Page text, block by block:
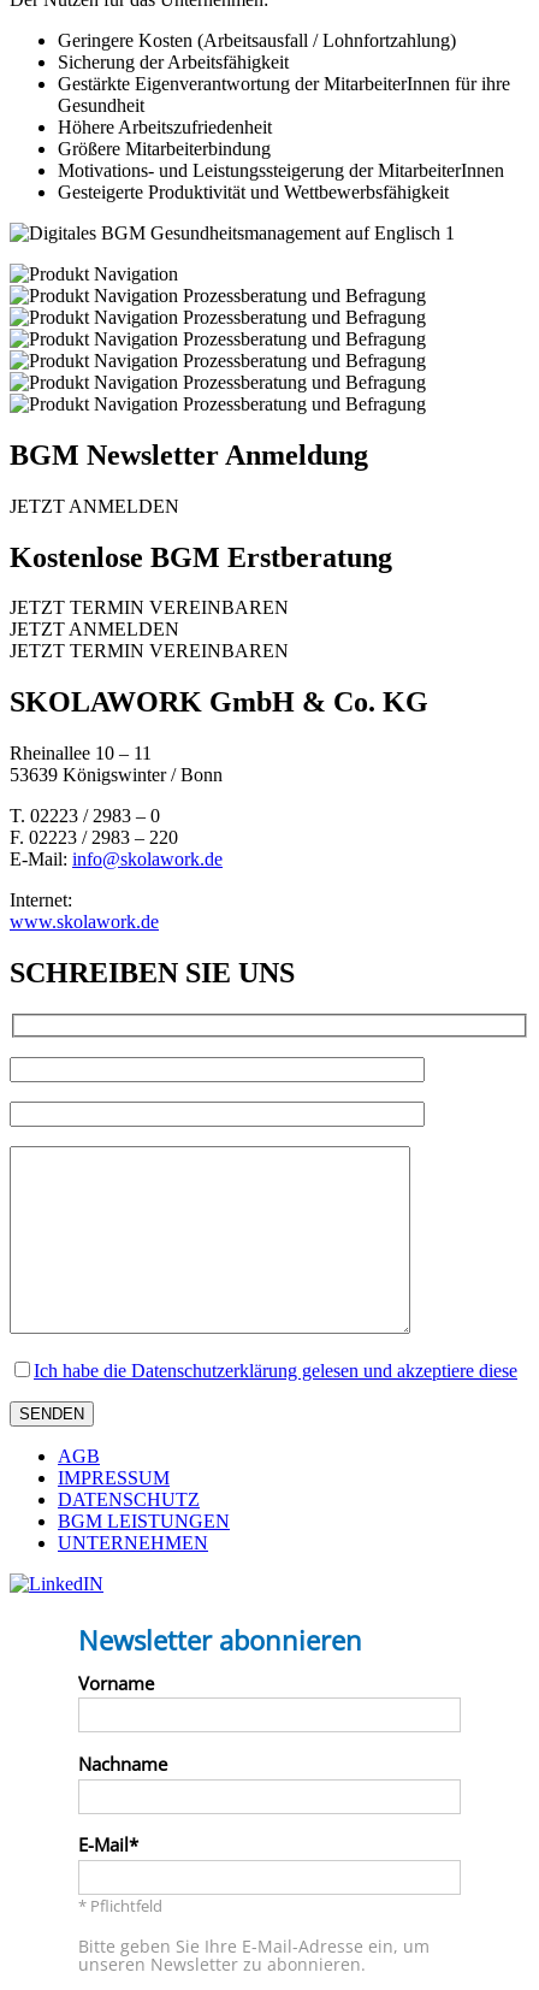
Geringere Kosten (Arbeitsausfall / Lohnfortzahlung)
Sicherung der Arbeitsfähigkeit
Gestärkte Eigenverantwortung der MitarbeiterInnen für ihre
Gesundheit
Höhere Arbeitszufriedenheit
Größere Mitarbeiterbindung
Motivations- und Leistungssteigerung der MitarbeiterInnen
Gesteigerte Produktivität und Wettbewerbsfähigkeit
BGM Newsletter Anmeldung
JETZT ANMELDEN
Kostenlose BGM Erstberatung
JETZT TERMIN VEREINBAREN
JETZT ANMELDEN
JETZT TERMIN VEREINBAREN
SKOLAWORK GmbH & Co. KG
Rheinallee 10 – 11
53639 Königswinter / Bonn
T. 02223 / 2983 – 0
F. 02223 / 2983 – 220
E-Mail: info@skolawork.de
Internet:
www.skolawork.de
SCHREIBEN SIE UNS
Ich habe die Datenschutzerklärung gelesen und akzeptiere diese
AGB
IMPRESSUM
DATENSCHUTZ
BGM LEISTUNGEN
UNTERNEHMEN
Newsletter abonnieren
Vorname
Nachname
E-Mail
* Pflichtfeld
Bitte geben Sie Ihre E-Mail-Adresse ein, um
unseren Newsletter zu abonnieren.